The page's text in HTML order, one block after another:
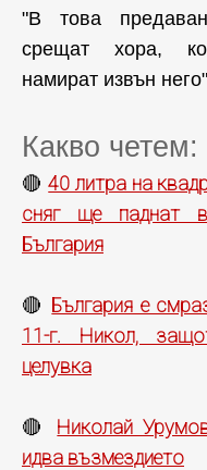
"В това
срещат хора,
намират извън
Какво четем:
🔴40 литра на
сняг ще паднат
България
🔴
България е
11-г. Никол,
целувка
🔴 Николай
идва възмездието